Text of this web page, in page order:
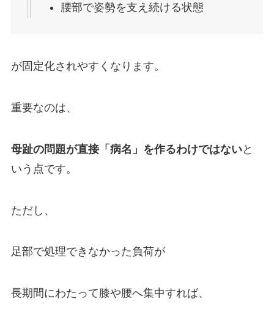
腰部で姿勢を支え続ける状態
が固定化されやすくなります。
重要なのは、
母趾の問題が直接「病名」を作るわけではないと
いう点です。
ただし、
足部で処理できなかった負荷が
長期間にわたって膝や腰へ集中すれば、